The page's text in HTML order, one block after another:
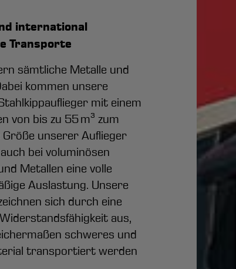
international
Transporte
sämtliche Metalle und
kommen unsere
mit einem
von bis zu 55 m³ zum
Größe unserer Auflieger
bei voluminösen
Metallen eine volle
Auslastung. Unsere
sich durch eine
aus,
schweres und
transportiert werden